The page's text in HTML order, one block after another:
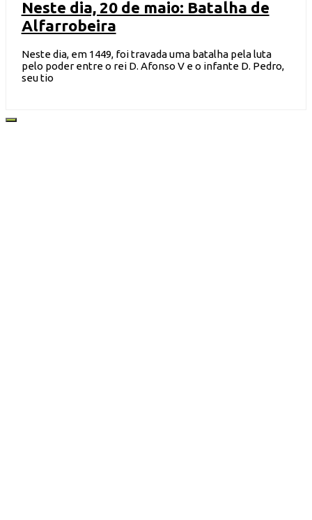
Neste dia, 20 de maio: Batalha de
Alfarrobeira
Neste dia, em 1449, foi travada uma batalha pela luta
pelo poder entre o rei D. Afonso V e o infante D. Pedro,
seu tio